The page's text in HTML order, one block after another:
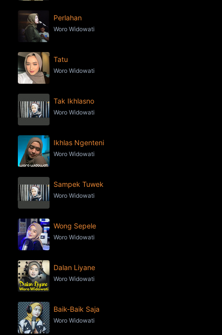
Perlahan
Woro Widowati
Tatu
Woro Widowati
Tak Ikhlasno
Woro Widowati
Ikhlas Ngenteni
Woro Widowati
Sampek Tuwek
Woro Widowati
Wong Sepele
Woro Widowati
Dalan Liyane
Woro Widowati
Baik-Baik Saja
Woro Widowati